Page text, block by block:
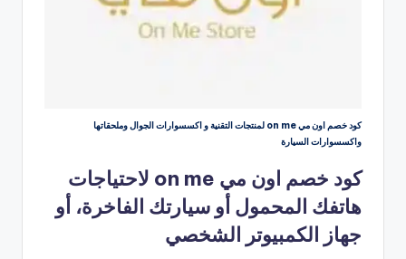
كود خصم اون مي on me لمنتجات التقنية و اكسسوارات الجوال وملحقاتها
واكسسوارات السيارة
كود خصم اون مي on me لاحتياجات
هاتفك المحمول أو سيارتك الفاخرة، أو
جهاز الكمبيوتر الشخصي